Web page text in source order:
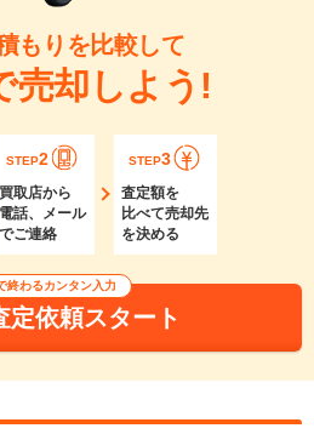
もりを比較して
売却しよう!
STEP2
買取店から
電話、メール
でご連絡
STEP3
査定額を
比べて売却先
を決める
終わるカンタン入力
定依頼スタート